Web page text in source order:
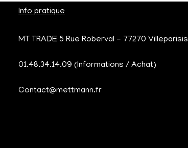
Info pratique
MT TRADE 5 Rue Roberval - 77270 Villeparisis
01.48.34.14.09 (Informations / Achat)
Contact@mettmann.fr